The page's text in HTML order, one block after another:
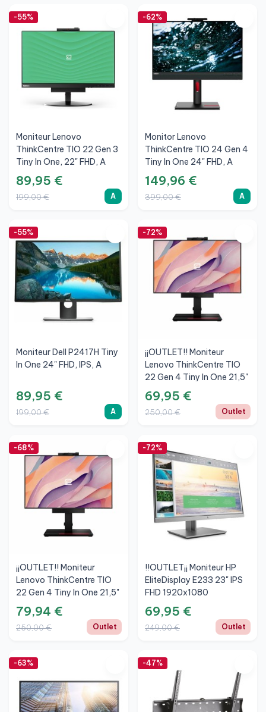
-55%
Moniteur Lenovo
ThinkCentre TIO 22 Gen 3
Tiny In One, 22" FHD, A
89,95 €
199,00 € A
-62%
Monitor Lenovo
ThinkCentre TIO 24 Gen 4
Tiny In One 24" FHD, A
149,96 €
399,00 € A
-55%
Moniteur Dell P2417H Tiny
In One 24" FHD, IPS, A
89,95 €
199,00 € A
-72%
¡¡OUTLET!! Moniteur
Lenovo ThinkCentre TIO
22 Gen 4 Tiny In One 21,5"
FHD
69,95 €
250,00 € Outlet
-68%
¡¡OUTLET!! Moniteur
Lenovo ThinkCentre TIO
22 Gen 4 Tiny In One 21,5"
FHD
79,94 €
250,00 € Outlet
-72%
!!OUTLET¡¡ Moniteur HP
EliteDisplay E233 23" IPS
FHD 1920x1080
69,95 €
249,00 € Outlet
-63% -47%